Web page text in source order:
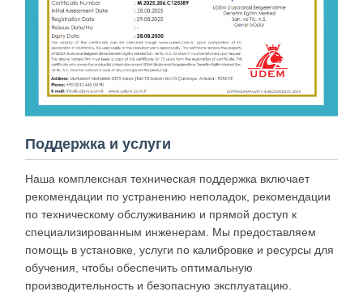
Поддержка и услуги
Наша комплексная техническая поддержка включает
рекомендации по устранению неполадок, рекомендации
по техническому обслуживанию и прямой доступ к
специализированным инженерам. Мы предоставляем
помощь в установке, услуги по калибровке и ресурсы для
обучения, чтобы обеспечить оптимальную
производительность и безопасную эксплуатацию.